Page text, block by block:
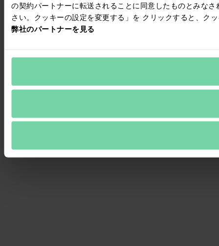
の契約パートナーに転送されることに同意したものとみな
さい。クッキーの設定を変更する」を クリックすると、ク
弊社のパートナーを見る